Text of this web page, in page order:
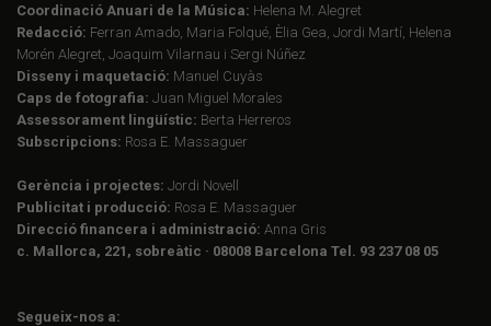
Coordinació Anuari de la Música: Helena M. Alegret
Redacció: Ferran Amado, Maria Folqué, Èlia Gea, Jordi Martí, Helena
Morén Alegret, Joaquim Vilarnau i Sergi Núñez
Disseny i maquetació: Manuel Cuyàs
Caps de fotografia: Juan Miguel Morales
Assessorament lingüístic: Berta Herreros
Subscripcions: Rosa E. Massaguer
Gerència i projectes: Jordi Novell
Publicitat i producció: Rosa E. Massaguer
Direcció financera i administració: Anna Gris
c. Mallorca, 221, sobreàtic · 08008 Barcelona Tel. 93 237 08 05
Segueix-nos a: